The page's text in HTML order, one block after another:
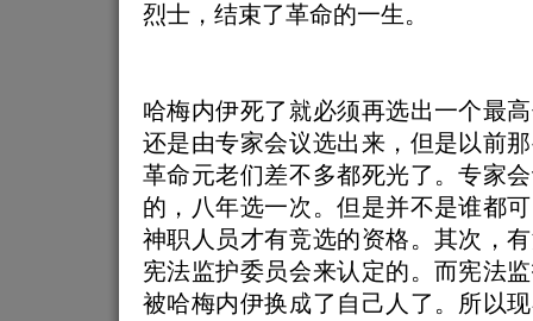
烈士，结束了革命的一生。
哈梅内伊死了就必须再选出一个最
还是由专家会议选出来，但是以前
革命元老们差不多都死光了。专家
的，八年选一次。但是并不是谁都
神职人员才有竞选的资格。其次，
宪法监护委员会来认定的。而宪法
被哈梅内伊换成了自己人了。所以